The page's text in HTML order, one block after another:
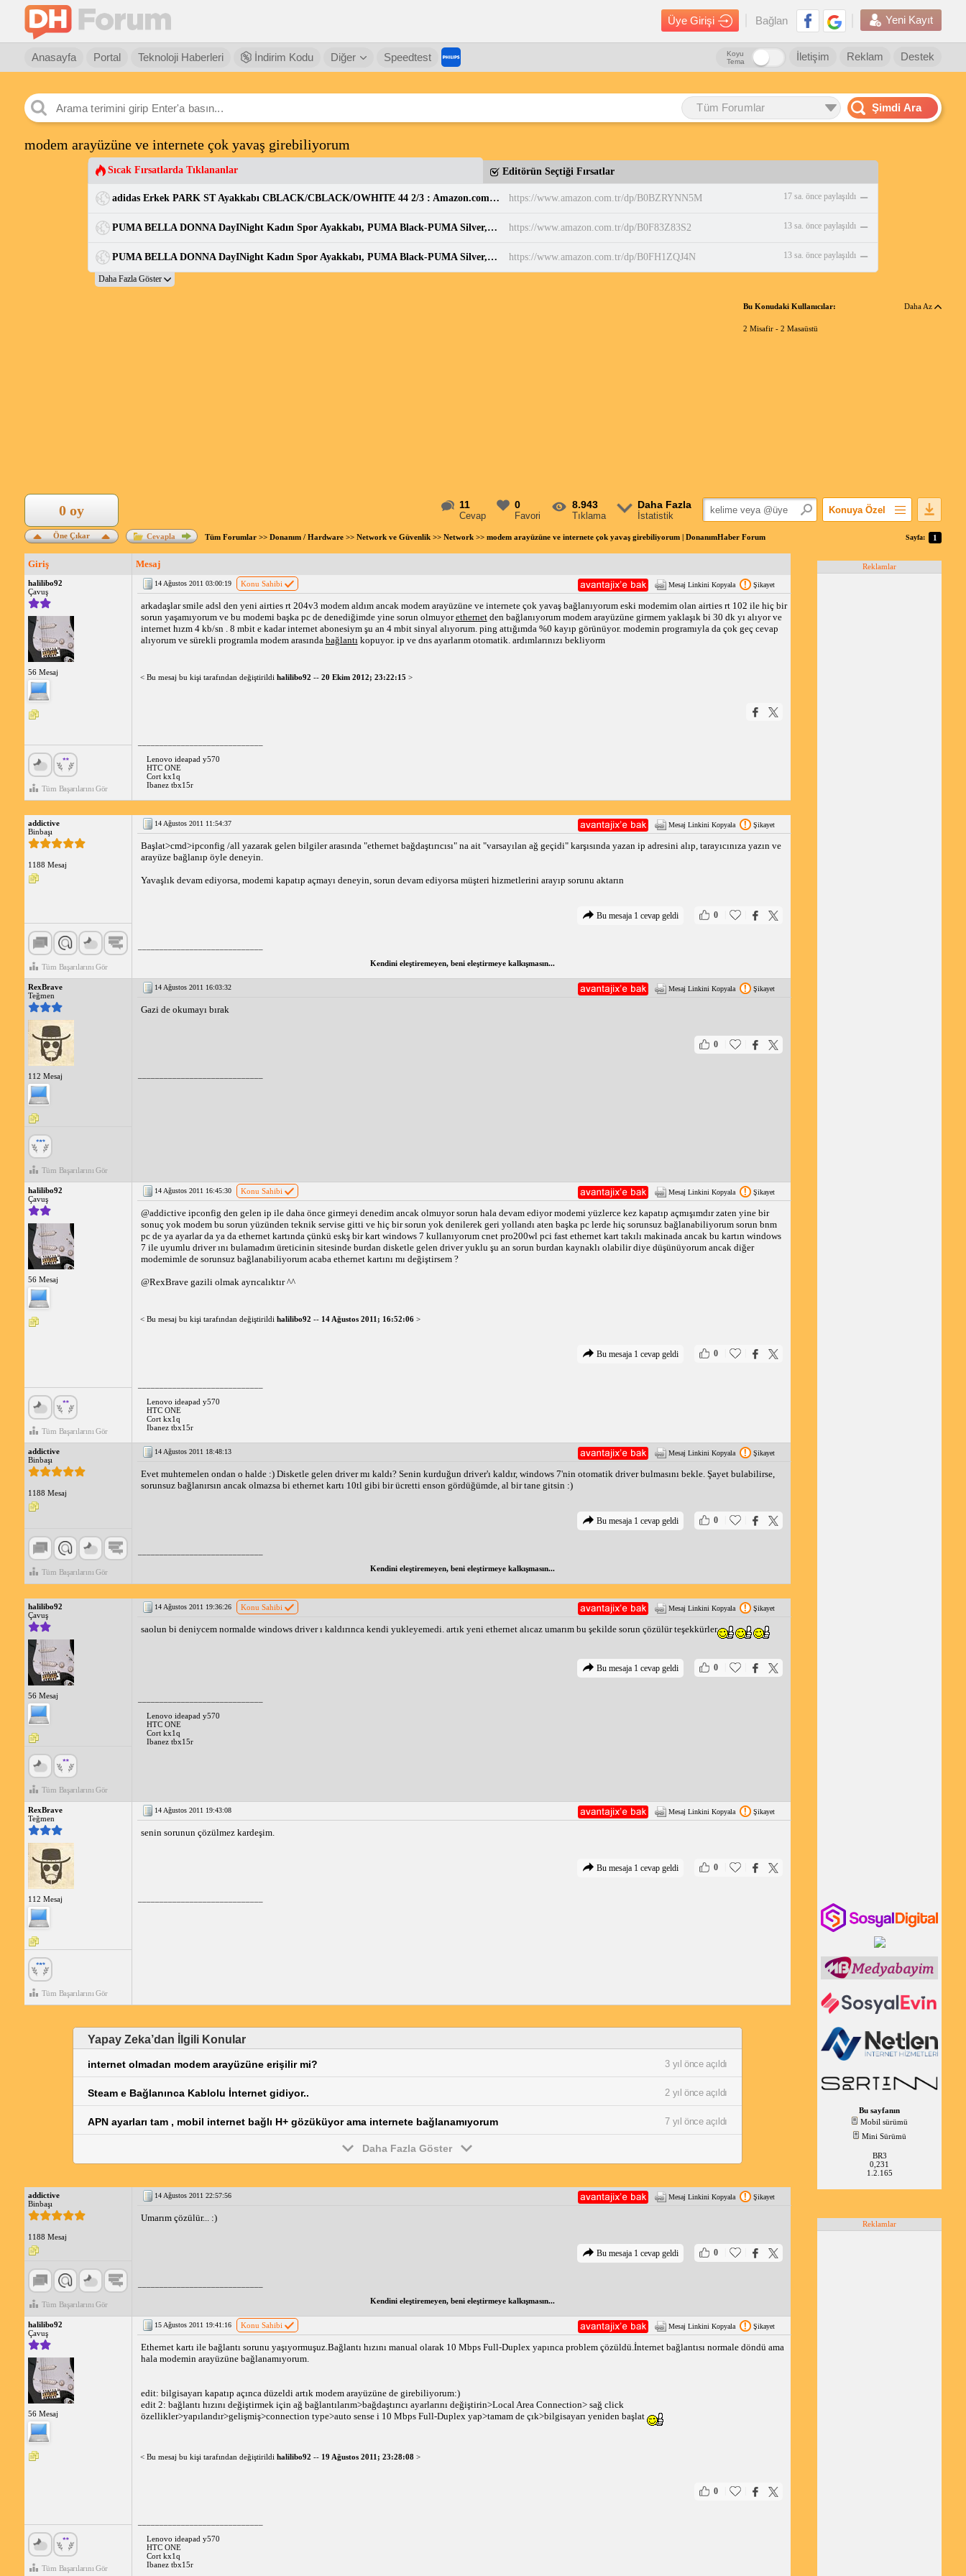
Üye Girişi Bağlan Yeni Kayıt
Anasayfa Portal Teknoloji Haberleri İndirim Kodu Diğer Speedtest Destek
Reklam
İletişim
Koyu
Tema
Tüm Forumlar Şimdi Ara
modem arayüzüne ve internete çok yavaş girebiliyorum
Sıcak Fırsatlarda Tıklananlar Editörün Seçtiği Fırsatlar
adidas Erkek PARK ST Ayakkabı CBLACK/CBLACK/OWHITE 44 2/3 : Amazon.com.tr: Moda https://www.amazon.com.tr/dp/B0BZRYNN5M 17 sa. önce paylaşıldı
PUMA BELLA DONNA DayINight Kadın Spor Ayakkabı, PUMA Black-PUMA Silver, 35.5 : Amazon.com.tr: Moda https://www.amazon.com.tr/dp/B0F83Z83S2 13 sa. önce paylaşıldı
PUMA BELLA DONNA DayINight Kadın Spor Ayakkabı, PUMA Black-PUMA Silver, 35.5 : Amazon.com.tr: Moda https://www.amazon.com.tr/dp/B0FH1ZQJ4N 13 sa. önce paylaşıldı
Bu Konudaki Kullanıcılar: Daha Az
2 Misafir - 2 Masaüstü
11
Cevap
0
Favori
8.943
Tıklama
Daha Fazla
İstatistik
Konuya Özel
Popüler Mesajlar
Öne Çıkar
0 oy
Cevapla Tüm Forumlar>> Donanım / Hardware>> Network ve Güvenlik>> Network>> modem arayüzüne ve internete çok yavaş girebiliyorum | DonanımHaber Forum Sayfa: 1
Giriş Mesaj
halilibo92
Çavuş
56 Mesaj
Tüm Başarılarını Gör
14 Ağustos 2011 03:00:19 Konu Sahibi Mesaj Linkini Kopyala Şikayet
arkadaşlar smile adsl den yeni airties rt 204v3 modem aldım ancak modem arayüzüne ve internete çok yavaş bağlanıyorum eski modemim olan airties rt 102 ile hiç bir
sorun yaşamıyorum ve bu modemi başka pc de denediğimde yine sorun olmuyorethernetden bağlanıyorum modem arayüzüne girmem yaklaşık bi 30 dk yı alıyor ve
internet hızm 4 kb/sn . 8 mbit e kadar internet abonesiym şu an 4 mbit sinyal alıyorum. ping attığımda %0 kayıp görünüyor. modemin programıyla da çok geç cevap
alıyorum ve sürekli programla modem arasında bağlantıkopuyor. ip ve dns ayarlarım otomatik. ardımlarınızı bekliyorm
< Bu mesaj bu kişi tarafından değiştirildi halilibo92 -- 20 Ekim 2012; 23:22:15 >
Lenovo ideapad y570
HTC ONE
Cort kx1q
Ibanez tbx15r
addictive
Binbaşı
1188 Mesaj
Tüm Başarılarını Gör
14 Ağustos 2011 11:54:37 Mesaj Linkini Kopyala Şikayet
Başlat>cmd>ipconfig /all yazarak gelen bilgiler arasında "ethernet bağdaştırıcısı" na ait "varsayılan ağ geçidi" karşısında yazan ip adresini alıp, tarayıcınıza yazın ve
arayüze bağlanıp öyle deneyin.
Yavaşlık devam ediyorsa, modemi kapatıp açmayı deneyin, sorun devam ediyorsa müşteri hizmetlerini arayıp sorunu aktarın
0
Bu mesaja 1 cevap geldi
Kendini eleştiremeyen, beni eleştirmeye kalkışmasın...
RexBrave
Teğmen
112 Mesaj
Tüm Başarılarını Gör
14 Ağustos 2011 16:03:32 Mesaj Linkini Kopyala Şikayet
Gazi de okumayı bırak
0
halilibo92
Çavuş
56 Mesaj
Tüm Başarılarını Gör
14 Ağustos 2011 16:45:30 Konu Sahibi Mesaj Linkini Kopyala Şikayet
@addictive ipconfig den gelen ip ile daha önce girmeyi denedim ancak olmuyor sorun hala devam ediyor modemi yüzlerce kez kapatıp açmışımdır zaten yine bir
sonuç yok modem bu sorun yüzünden teknik servise gitti ve hiç bir sorun yok denilerek geri yollandı aten başka pc lerde hiç sorunsuz bağlanabiliyorum sorun bnm
pc de ya ayarlar da ya da ethernet kartında çünkü eskş bir kart windows 7 kullanıyorum cnet pro200wl pci fast ethernet kart takılı makinada ancak bu kartın windows
7 ile uyumlu driver ını bulamadım üreticinin sitesinde burdan disketle gelen driver yuklu şu an sorun burdan kaynaklı olabilir diye düşünüyorum ancak diğer
modemimle de sorunsuz bağlanabiliyorum acaba ethernet kartını mı değiştirsem ?
@RexBrave gazili olmak ayrıcalıktır ^^
< Bu mesaj bu kişi tarafından değiştirildi halilibo92 -- 14 Ağustos 2011; 16:52:06 >
0
Bu mesaja 1 cevap geldi
Lenovo ideapad y570
HTC ONE
Cort kx1q
Ibanez tbx15r
addictive
Binbaşı
1188 Mesaj
Tüm Başarılarını Gör
14 Ağustos 2011 18:48:13 Mesaj Linkini Kopyala Şikayet
Evet muhtemelen ondan o halde :) Disketle gelen driver mı kaldı? Senin kurduğun driver'ı kaldır, windows 7'nin otomatik driver bulmasını bekle. Şayet bulabilirse,
sorunsuz bağlanırsın ancak olmazsa bi ethernet kartı 10tl gibi bir ücretti enson gördüğümde, al bir tane gitsin :)
0
Bu mesaja 1 cevap geldi
Kendini eleştiremeyen, beni eleştirmeye kalkışmasın...
halilibo92
Çavuş
56 Mesaj
Tüm Başarılarını Gör
14 Ağustos 2011 19:36:26 Konu Sahibi Mesaj Linkini Kopyala Şikayet
saolun bi deniycem normalde windows driver ı kaldırınca kendi yukleyemedi. artık yeni ethernet alıcaz umarım bu şekilde sorun çözülür teşekkürler
0
Bu mesaja 1 cevap geldi
Lenovo ideapad y570
HTC ONE
Cort kx1q
Ibanez tbx15r
RexBrave
Teğmen
112 Mesaj
Tüm Başarılarını Gör
14 Ağustos 2011 19:43:08 Mesaj Linkini Kopyala Şikayet
senin sorunun çözülmez kardeşim.
0
Bu mesaja 1 cevap geldi
Yapay Zeka’dan İlgili Konular
internet olmadan modem arayüzüne erişilir mi? 3 yıl önce açıldı
Steam e Bağlanınca Kablolu İnternet gidiyor.. 2 yıl önce açıldı
APN ayarları tam , mobil internet bağlı H+ gözüküyor ama internete bağlanamıyorum 7 yıl önce açıldı
Daha Fazla Göster
addictive
Binbaşı
1188 Mesaj
Tüm Başarılarını Gör
14 Ağustos 2011 22:57:56 Mesaj Linkini Kopyala Şikayet
Umarım çözülür... :)
0
Bu mesaja 1 cevap geldi
Kendini eleştiremeyen, beni eleştirmeye kalkışmasın...
halilibo92
Çavuş
56 Mesaj
Tüm Başarılarını Gör
15 Ağustos 2011 19:41:16 Konu Sahibi Mesaj Linkini Kopyala Şikayet
Ethernet kartı ile bağlantı sorunu yaşıyormuşuz.Bağlantı hızını manual olarak 10 Mbps Full-Duplex yapınca problem çözüldü.İnternet bağlantısı normale döndü ama
hala modemin arayüzüne bağlanamıyorum.
edit: bilgisayarı kapatıp açınca düzeldi artık modem arayüzüne de girebiliyorum:)
edit 2: bağlantı hızını değiştirmek için ağ bağlantılarım>bağdaştırıcı ayarlarını değiştirin>Local Area Connection> sağ click
özellikler>yapılandır>gelişmiş>connection type>auto sense i 10 Mbps Full-Duplex yap>tamam de çık>bilgisayarı yeniden başlat
< Bu mesaj bu kişi tarafından değiştirildi halilibo92 -- 19 Ağustos 2011; 23:28:08 >
0
Lenovo ideapad y570
HTC ONE
Cort kx1q
Ibanez tbx15r
Reklamlar
Bu sayfanın
Mobil sürümü
Mini Sürümü
BR3
0,231
1.2.165
Reklamlar